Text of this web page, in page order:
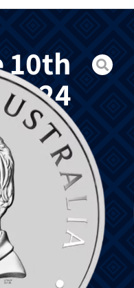
10th
מטבעכסףAustralian Wedge – Tailed Eagle 10th Anniversary 1 Oz 2024
ה -10 של
עיט
טריז,
באוסטרליה
לאות
העולים
המטבע